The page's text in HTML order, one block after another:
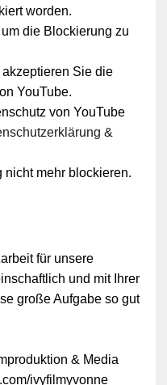
worden.
um die Blockierung zu
Sie die
YouTube.
von YouTube
&
nicht mehr blockieren.
für unsere
und mit Ihrer
große Aufgabe so gut
& Media
ivyfilmyvonne